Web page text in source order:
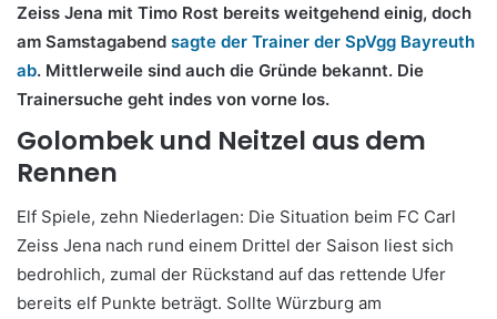
Zeiss Jena mit Timo Rost bereits weitgehend einig, doch
am Samstagabend sagte der Trainer der SpVgg Bayreuth
ab. Mittlerweile sind auch die Gründe bekannt. Die
Trainersuche geht indes von vorne los.
Golombek und Neitzel aus dem
Rennen
Elf Spiele, zehn Niederlagen: Die Situation beim FC Carl
Zeiss Jena nach rund einem Drittel der Saison liest sich
bedrohlich, zumal der Rückstand auf das rettende Ufer
bereits elf Punkte beträgt. Sollte Würzburg am